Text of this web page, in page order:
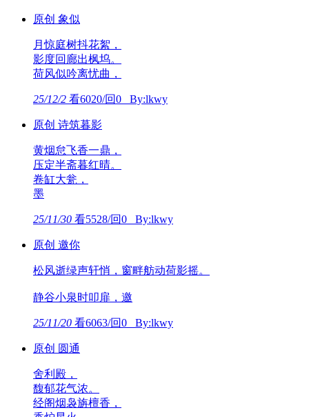
原创 象似
月惊庭树抖花絮，
影度回廊出枫坞。
荷风似吟离忧曲，
25/12/2 看6020/回0 By:lkwy
原创 诗筑暮影
黄烟怠飞香一鼎，
压定半斋暮红晴。
卷缸大瓮，
墨
25/11/30 看5528/回0 By:lkwy
原创 邀你
松风逝绿声轩悄，窗畔舫动荷影摇。
静谷小泉时叩扉，邀
25/11/20 看6063/回0 By:lkwy
原创 圆通
舍利殿，
馥郁花气浓。
经阁烟袅旃檀香，